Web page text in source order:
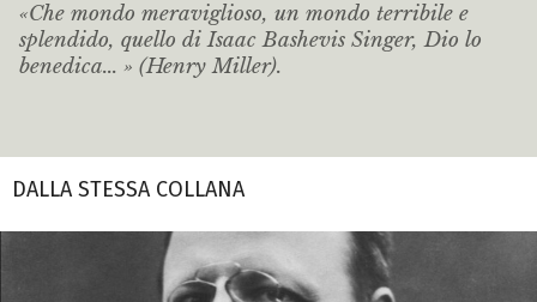
«Che mondo meraviglioso, un mondo terribile e
splendido, quello di Isaac Bashevis Singer, Dio lo
benedica... » (Henry Miller).
DALLA STESSA COLLANA